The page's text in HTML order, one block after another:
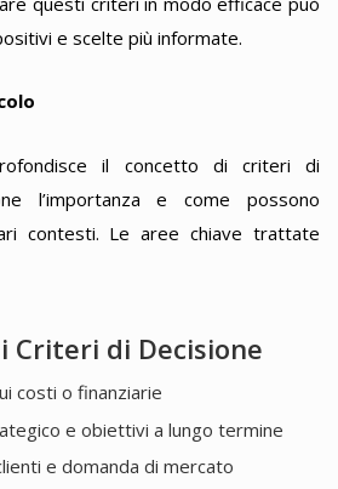
e scelte più informate.
il concetto di criteri di
l’importanza e come possono
contesti. Le aree chiave trattate
Criteri di Decisione
costi o finanziarie
e obiettivi a lungo termine
e domanda di mercato